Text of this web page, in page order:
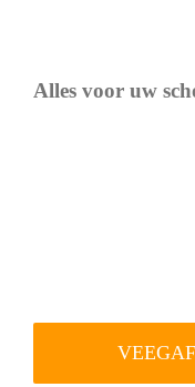
Alles voor uw